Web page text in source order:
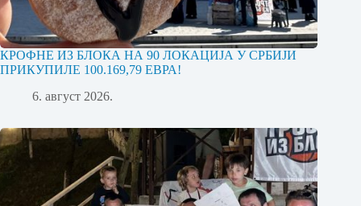
КРОФНЕ ИЗ БЛОКА НА 90 ЛОКАЦИЈА У СРБИЈИ
ПРИКУПИЛЕ 100.169,79 ЕВРА!
6. август 2026.